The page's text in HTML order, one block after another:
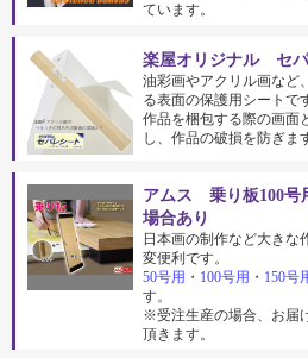
ています。
楽屋オリジナル セ
油彩画やアクリル画など
る表面の保護用シートで
作品を梱包する際の画面
し、作品の破損を防ぎま
アムス 乗り板100号
場合あり
日本画の制作など大きな
変便利です。
50号用 ・ 100号用 ・ 150号
す。
※受注生産の場合、お届
頂きます。